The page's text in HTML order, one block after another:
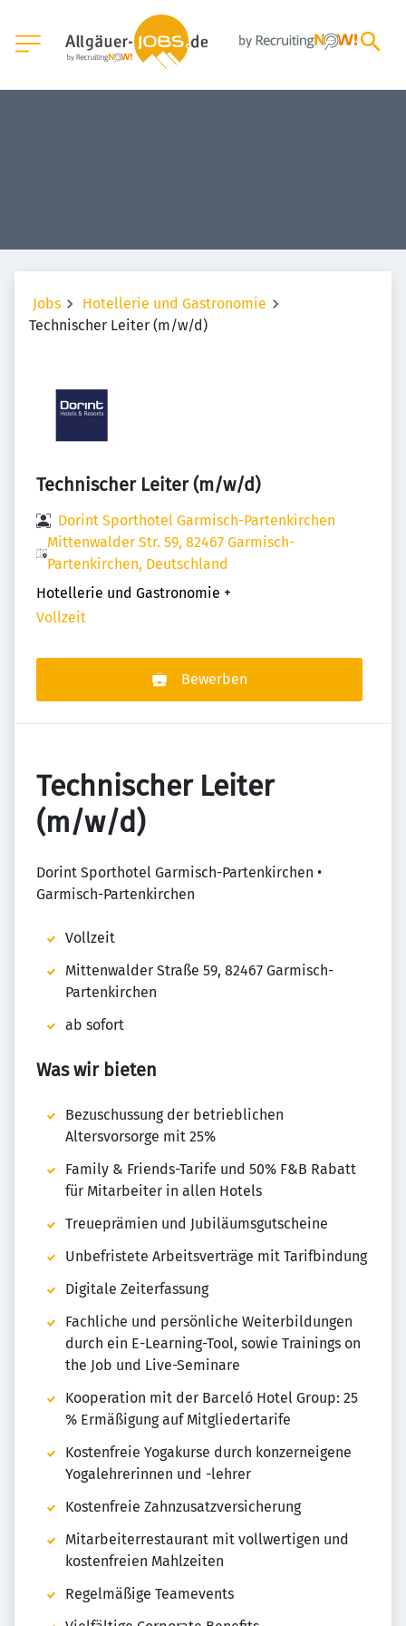
Jobs
Hotellerie und Gastronomie
Technischer Leiter (m/w/d)
Technischer Leiter (m/w/d)
Dorint Sporthotel Garmisch-Partenkirchen
Mittenwalder Str. 59, 82467 Garmisch-
Partenkirchen, Deutschland
Hotellerie und Gastronomie +
Vollzeit
Bewerben
Technischer Leiter
(m/w/d)
Dorint Sporthotel Garmisch-Partenkirchen •
Garmisch-Partenkirchen
Vollzeit
Mittenwalder Straße 59, 82467 Garmisch-
Partenkirchen
ab sofort
Was wir bieten
Bezuschussung der betrieblichen
Altersvorsorge mit 25%
Family & Friends-Tarife und 50% F&B Rabatt
für Mitarbeiter in allen Hotels
Treueprämien und Jubiläumsgutscheine
Unbefristete Arbeitsverträge mit Tarifbindung
Digitale Zeiterfassung
Fachliche und persönliche Weiterbildungen
durch ein E-Learning-Tool, sowie Trainings on
the Job und Live-Seminare
Kooperation mit der Barceló Hotel Group: 25
% Ermäßigung auf Mitgliedertarife
Kostenfreie Yogakurse durch konzerneigene
Yogalehrerinnen und -lehrer
Kostenfreie Zahnzusatzversicherung
Mitarbeiterrestaurant mit vollwertigen und
kostenfreien Mahlzeiten
Regelmäßige Teamevents